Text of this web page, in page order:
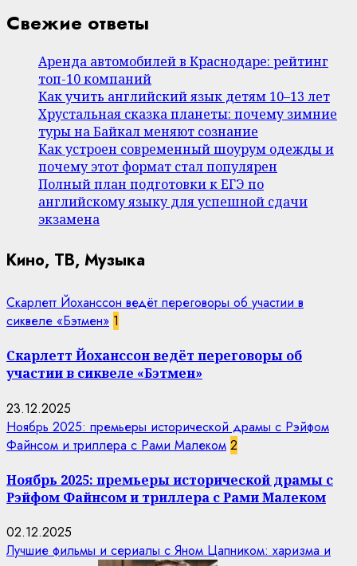
Свежие ответы
Аренда автомобилей в Краснодаре: рейтинг
топ-10 компаний
Как учить английский язык детям 10–13 лет
Хрустальная сказка планеты: почему зимние
туры на Байкал меняют сознание
Как устроен современный шоурум одежды и
почему этот формат стал популярен
Полный план подготовки к ЕГЭ по
английскому языку для успешной сдачи
экзамена
Кино, ТВ, Музыка
Скарлетт Йоханссон ведёт переговоры об участии в
сиквеле «Бэтмен» 1
Скарлетт Йоханссон ведёт переговоры об
участии в сиквеле «Бэтмен»
23.12.2025
Ноябрь 2025: премьеры исторической драмы с Рэйфом
Файнсом и триллера с Рами Малеком 2
Ноябрь 2025: премьеры исторической драмы с
Рэйфом Файнсом и триллера с Рами Малеком
02.12.2025
Лучшие фильмы и сериалы с Яном Цапником: харизма и